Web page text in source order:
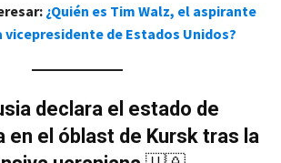
¿Quién es Tim Walz, el aspirante
vicepresidente de Estados Unidos?
declara el estado de
en el óblast de Kursk tras la